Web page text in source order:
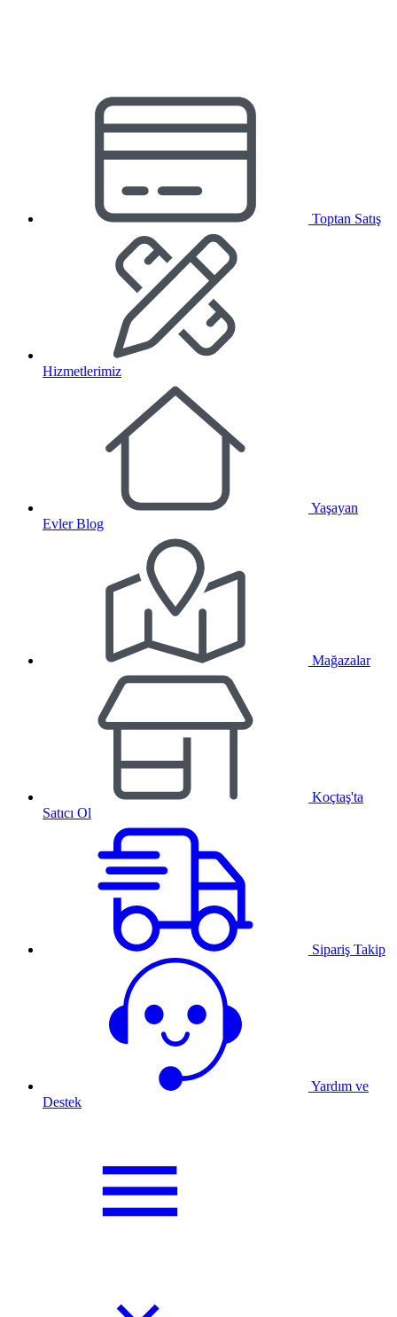
Toptan Satış
Hizmetlerimiz
Yaşayan
Evler Blog
Mağazalar
Koçtaş'ta
Satıcı Ol
Sipariş Takip
Yardım ve
Destek